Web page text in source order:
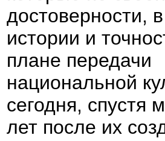
достоверности,
истории и
плане передачи
национальной
сегодня, спустя
лет после их